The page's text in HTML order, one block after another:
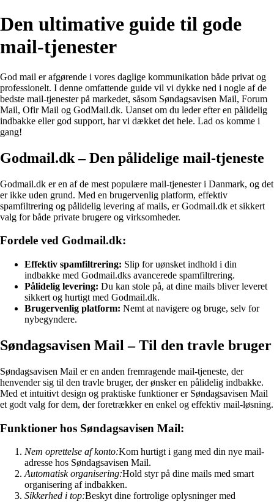
Den ultimative guide til gode
mail-tjenester
God mail er afgørende i vores daglige kommunikation både privat og
professionelt. I denne omfattende guide vil vi dykke ned i nogle af de
bedste mail-tjenester på markedet, såsom Søndagsavisen Mail, Forum
Mail, Ofir Mail og GodMail.dk. Uanset om du leder efter en pålidelig
indbakke eller god support, har vi dækket det hele. Lad os komme i
gang!
Godmail.dk – Den pålidelige mail-tjeneste
Godmail.dk er en af de mest populære mail-tjenester i Danmark, og det
er ikke uden grund. Med en brugervenlig platform, effektiv
spamfiltrering og pålidelig levering af mails, er Godmail.dk et sikkert
valg for både private brugere og virksomheder.
Fordele ved Godmail.dk:
Effektiv spamfiltrering: Slip for uønsket indhold i din
indbakke med Godmail.dks avancerede spamfiltrering.
Pålidelig levering: Du kan stole på, at dine mails bliver leveret
sikkert og hurtigt med Godmail.dk.
Brugervenlig platform: Nemt at navigere og bruge, selv for
nybegyndere.
Søndagsavisen Mail – Til den travle bruger
Søndagsavisen Mail er en anden fremragende mail-tjeneste, der
henvender sig til den travle bruger, der ønsker en pålidelig indbakke.
Med et intuitivt design og praktiske funktioner er Søndagsavisen Mail
et godt valg for dem, der foretrækker en enkel og effektiv mail-løsning.
Funktioner hos Søndagsavisen Mail:
Nem oprettelse af konto:Kom hurtigt i gang med din nye mail-
adresse hos Søndagsavisen Mail.
Automatisk organisering:Hold styr på dine mails med smart
organisering af indbakken.
Sikkerhed i top:Beskyt dine fortrolige oplysninger med